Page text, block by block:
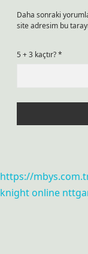
Daha sonraki
site adresim bu
5 + 3 kaçtır?*
https://
knight online